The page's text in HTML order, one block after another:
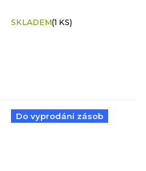
SKLADEM(1 KS)
Do vyprodání zásob